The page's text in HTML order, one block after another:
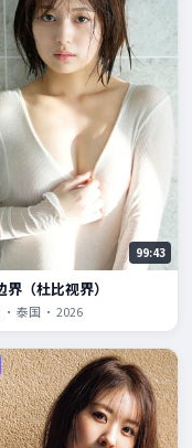
99:43
界（杜比视界）
· 泰国 · 2026